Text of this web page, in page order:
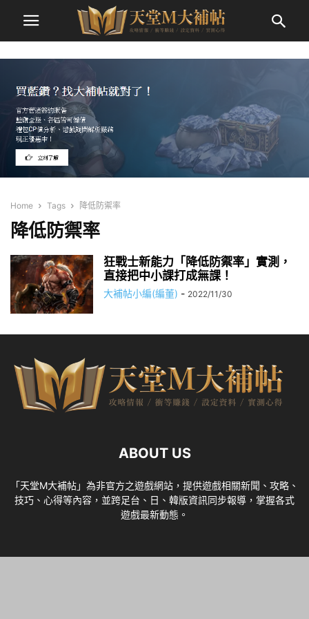
Home Tags 降低防禦率
降低防禦率
狂戰士新能力「降低防禦率」實測，
直接把中小課打成無課！
大補帖小編(編董) - 2022/11/30
ABOUT US
「天堂M大補帖」為非官方之遊戲網站，提供遊戲相關新聞、攻略、
技巧、心得等內容，並跨足台、日、韓版資訊同步報導，掌握各式
遊戲最新動態。